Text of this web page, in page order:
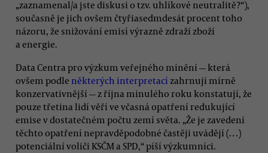
„zaznamenal/a jste diskusi o tzv. uhlíkové neutralitě?“),
současně je jich ovšem čtyřiasedmdesát procent toho
názoru, že snižování emisí výrazně zdraží zboží
a energie.
Data Centra pro výzkum veřejného mínění — která
ovšem podle některých interpretací zahrnují mírně
konzervativnější — z října minulého roku konstatují, že
pouze třetina lidí věří ve včasná opatření redukující
emise v dostatečném počtu zemí světa. „Že je zavedení
těchto opatření nepravděpodobné častěji uvádějí (…)
potenciální voliči KSČM a SPD,“ píší výzkumníci.